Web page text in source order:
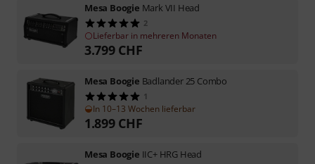
Mesa Boogie Mark VII Head
2
Lieferbar in mehreren Monaten
3.799 CHF
Mesa Boogie Badlander 25 Combo
1
In 10–13 Wochen lieferbar
1.899 CHF
Mesa Boogie IIC+ HRG Head